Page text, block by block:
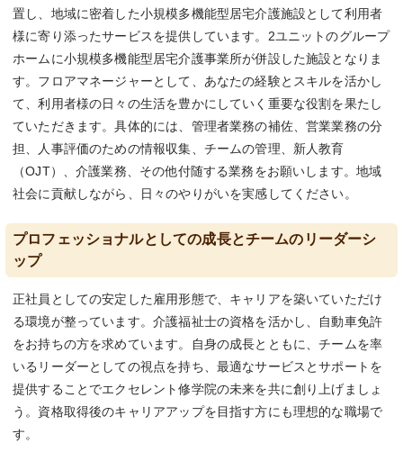
置し、地域に密着した小規模多機能型居宅介護施設として利用者
様に寄り添ったサービスを提供しています。2ユニットのグループ
ホームに小規模多機能型居宅介護事業所が併設した施設となりま
す。フロアマネージャーとして、あなたの経験とスキルを活かし
て、利用者様の日々の生活を豊かにしていく重要な役割を果たし
ていただきます。具体的には、管理者業務の補佐、営業業務の分
担、人事評価のための情報収集、チームの管理、新人教育
（OJT）、介護業務、その他付随する業務をお願いします。地域
社会に貢献しながら、日々のやりがいを実感してください。
プロフェッショナルとしての成長とチームのリーダーシ
ップ
正社員としての安定した雇用形態で、キャリアを築いていただけ
る環境が整っています。介護福祉士の資格を活かし、自動車免許
をお持ちの方を求めています。自身の成長とともに、チームを率
いるリーダーとしての視点を持ち、最適なサービスとサポートを
提供することでエクセレント修学院の未来を共に創り上げましょ
う。資格取得後のキャリアアップを目指す方にも理想的な職場で
す。